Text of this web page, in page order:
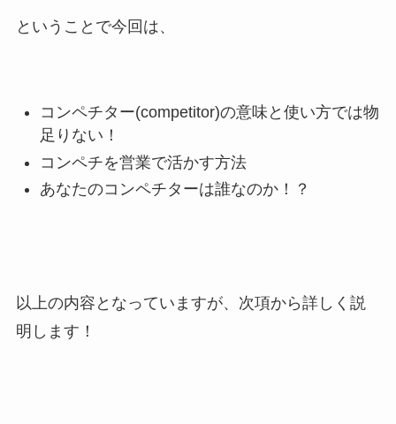
ということで今回は、
コンペチター(competitor)の意味と使い方では物
足りない！
コンペチを営業で活かす方法
あなたのコンペチターは誰なのか！？
以上の内容となっていますが、次項から詳しく説
明します！